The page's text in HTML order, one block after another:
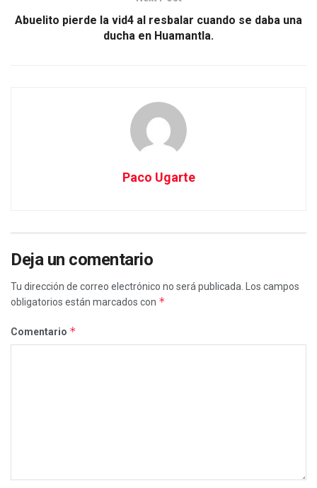
Abuelito pierde la vid4 al resbalar cuando se daba una
ducha en Huamantla.
Paco Ugarte
Deja un comentario
Tu dirección de correo electrónico no será publicada.
Los campos
obligatorios están marcados con *
Comentario *